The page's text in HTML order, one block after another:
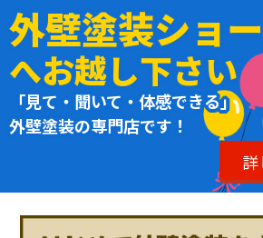
外壁塗装ショ
へお越し下さい
「見て・聞いて・体感できる」
外壁塗装の専門店です！